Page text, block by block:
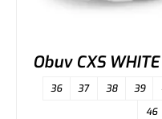
Obuv CXS
36 37 38 39
46